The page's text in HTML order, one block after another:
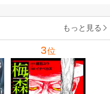
もっと見る
3位